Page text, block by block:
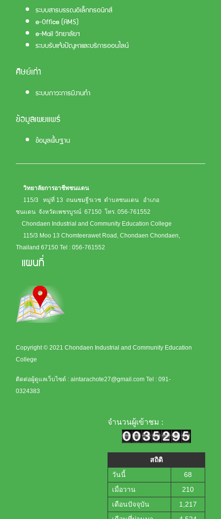
ระบบสารบรรณอิเล็กทรอนิกส์
e-Office (AMS)
e-Mail วิทยาลัยฯ
ระบบรับแจ้งปัญหาและบริการออนไลน์
ศิษย์เก่า
ระบบภาวะการมีงานทำ
ข้อมูลเผยแพร่
ข้อมูลพื้นฐาน
วิทยาลัยการอาชีพชนแดน
115/3 หมู่ที่ 13 ถนนชมฐีรเวช ตำบลชนแดน อำเภอ
ชนแดน จังหวัดเพชรบูรณ์ 67150 โทร. 056-761552
Chondaen Industrial and Community Education College
115/3 Moo 13 Chomteerawet Road, Chondaen Chondaen,
Thailand 67150 Tel : 056-761552
แผนที่
Copyright © 2021 Chondaen Industrial and Community Education
College
ติดต่อผู้ดูแลเว็บไซต์ : aintarachote27@gmail.com Tel : 091-
0324383
จำนวนผู้เข้าชม :
สถิติ
วันนี้
68
เมื่อวาน
210
เดือนปัจจุบัน
1,217